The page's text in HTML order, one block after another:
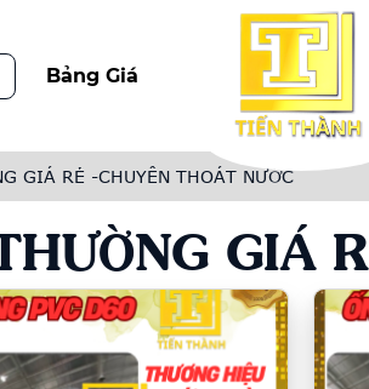
Bảng Giá
GIÁ RẺ -CHUYÊN THOÁT NƯỚC
GIÁ